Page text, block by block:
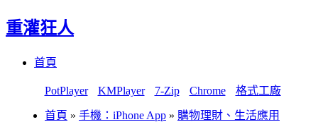
重灌狂人
首頁
PotPlayer KMPlayer 7-Zip Chrome 格式工廠
首頁 » 手機：iPhone App » 購物理財、生活應用